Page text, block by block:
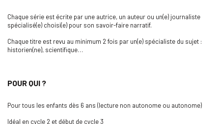
Chaque série est écrite par une autrice, un auteur ou un(e) journaliste
spécialisé(e) choisi(e) pour son savoir-faire narratif.
Chaque titre est revu au minimum 2 fois par un(e) spécialiste du sujet :
historien(ne), scientifique…
POUR QUI ?
Pour tous les enfants dès 6 ans (lecture non autonome ou autonome)
Idéal en cycle 2 et début de cycle 3